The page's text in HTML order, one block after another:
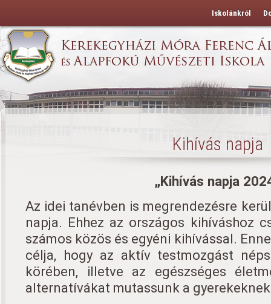
Iskolánkról
Kihívás napja
„Kihívás napja
Az idei tanévben is megrendezésre
napja. Ehhez az országos kihíváshoz
számos közös és egyéni kihívással.
célja, hogy az aktív testmozgást
körében, illetve az egészséges
alternatívákat mutassunk a